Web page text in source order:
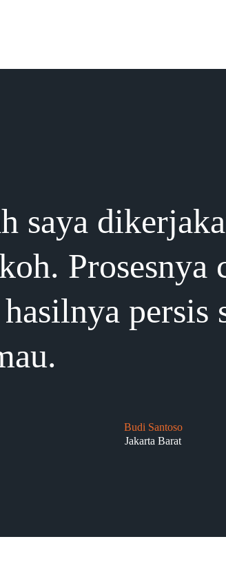
saya
Prosesnya
persis
Budi Santoso
Jakarta Barat